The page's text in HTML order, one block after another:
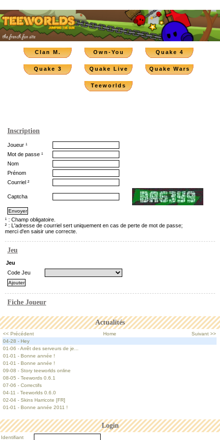
Clan M. Own-You Quake 4
Quake 3 Quake Live Quake Wars
Teeworlds
Actualités
<< Précédent Home
Suivant >>
04-28 - Hey
01-06 - Arrêt des serveurs de je...
01-01 - Bonne année !
01-01 - Bonne année !
09-08 - Story teeworlds online
08-05 - Teewords 0.6.1
07-06 - Correctifs
04-11 - Teeworlds 0.6.0
02-04 - Skins Harricote [FR]
01-01 - Bonne année 2011 !
Login
Identifiant
Inscription
Joueur ¹
Mot de passe ¹
Nom
Prénom
Courriel ²
Captcha
¹ : Champ obligatoire.
² : L'adresse de courriel sert uniquement en cas de perte de mot de passe;
merci d'en saisir une correcte.
Jeu
Jeu
Code Jeu
Fiche Joueur